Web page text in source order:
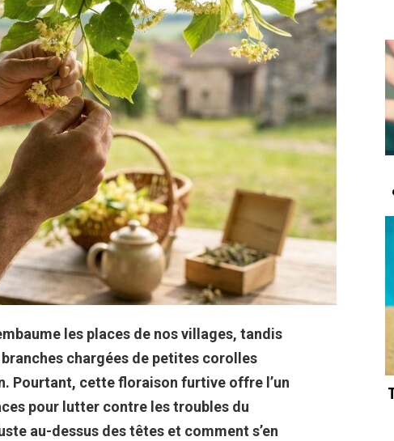
les places de nos villages, tandis
chargées de petites corolles
Pourtant, cette floraison furtive offre l’un
pour lutter contre les troubles du
au-dessus des têtes et comment s’en